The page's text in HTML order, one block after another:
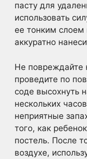
пасту для
использовать
ее тонким слоем
аккуратно
Не повреждайте
проведите по
соде высохнуть
нескольких
неприятные
того, как
постель. После
воздухе,